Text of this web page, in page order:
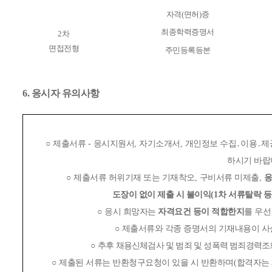
자격(면허)증
2차
면접전형
최종학력증명서
주민등록등본
6. 응시자 유의사항
○ 제출서류 - 응시지원서 , 자기소개서 , 개인정보 수집 ․ 이용․제
하시기 바랍
○ 제출서류 허위기재 또는 기재착오, 구비서류 미제출,
도장이 없이 제출 시 불이익(1차 서류탈락 등
○ 응시 희망자는 자격요건 등이 적합한지 를 우
○ 제출서류와 각종 증명서의 기재내용이
○ 추후 채용신체검사 및 범죄 및 성폭력 범죄경력
○ 제출된 서류는 반환청구요청이 있을 시 반환하며 (합격자는